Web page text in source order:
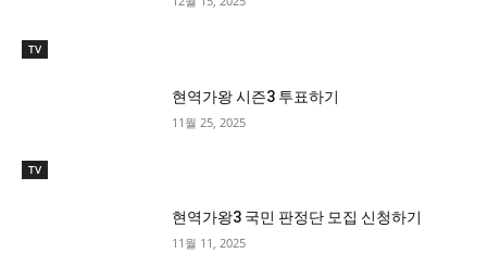
TV
TV
현역가왕 시즌3 투표하기
11월 25, 2025
현역가왕3 국민 판정단 모집 신청하기
11월 11, 2025